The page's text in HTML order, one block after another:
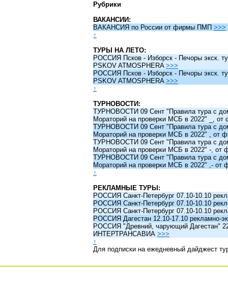
Рубрики
ВАКАНСИИ:
ВАКАНСИЯ по России от фирмы ПМП >>>
↑
ТУРЫ НА ЛЕТО:
РОССИЯ Псков - Изборск - Печоры экск.
PSKOV ATMOSPHERA >>>
РОССИЯ Псков - Изборск - Печоры экск.
PSKOV ATMOSPHERA >>>
↑
ТУРНОВОСТИ:
ТУРНОВОСТИ 09 Сент "Правила тура с
Мораторий на проверки МСБ в 2022" _,
ТУРНОВОСТИ 09 Сент "Правила тура с
Мораторий на проверки МСБ в 2022" ,
ТУРНОВОСТИ 09 Сент "Правила тура с
Мораторий на проверки МСБ в 2022" -,
ТУРНОВОСТИ 09 Сент "Правила тура с
Мораторий на проверки МСБ в 2022" ,-
↑
РЕКЛАМНЫЕ ТУРЫ:
РОССИЯ Санкт-Петербург 07.10-10.10
РОССИЯ Санкт-Петербург 07.10-10.10
РОССИЯ Санкт-Петербург 07.10-10.10
РОССИЯ Дагестан 12.10-17.10 рекламно-
РОССИЯ "Древний, чарующий Дагестан"
ИНТЕРТРАНСАВИА >>>
↑
Для подписки на ежедневный дайджест